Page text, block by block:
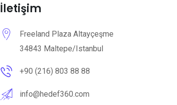
İletişim
Freeland Plaza Altayçeşme
34843 Maltepe/Istanbul
+90 (216) 803 88 88
info@hedef360.com